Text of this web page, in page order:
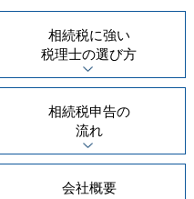
相続税に強い
税理士の選び方
相続税申告の
流れ
会社概要